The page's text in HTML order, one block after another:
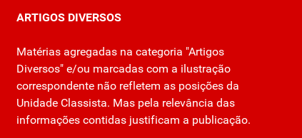
ARTIGOS DIVERSOS
Matérias agregadas na categoria "Artigos
Diversos" e/ou marcadas com a ilustração
correspondente não refletem as posições da
Unidade Classista. Mas pela relevância das
informações contidas justificam a publicação.